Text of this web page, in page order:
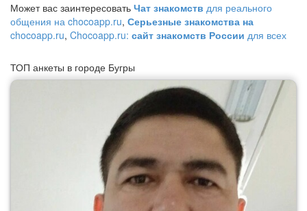
Может вас заинтересовать Чат знакомств для реального
общения на chocoapp.ru, Серьезные знакомства на
chocoapp.ru, Chocoapp.ru: сайт знакомств России для всех
ТОП анкеты в городе Бугры